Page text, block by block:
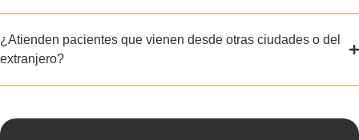
¿Atienden pacientes que vienen desde otras ciudades o del
extranjero?